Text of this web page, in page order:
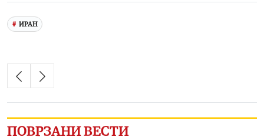
ИРАН
ПОВРЗАНИ ВЕСТИ